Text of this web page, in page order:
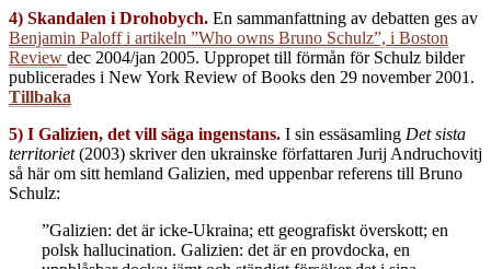
4) Skandalen i Drohobych. En sammanfattning av debatten ges av
Benjamin Paloff i artikeln ”Who owns Bruno Schulz”, i Boston
Review dec 2004/jan 2005. Uppropet till förmån för Schulz bilder
publicerades i New York Review of Books den 29 november 2001.
Tillbaka
5) I Galizien, det vill säga ingenstans. I sin essäsamling Det sista
territoriet(2003) skriver den ukrainske författaren Jurij Andruchovitj
så här om sitt hemland Galizien, med uppenbar referens till Bruno
Schulz:
”Galizien: det är icke-Ukraina; ett geografiskt överskott; en
polsk hallucination. Galizien: det är en provdocka, en